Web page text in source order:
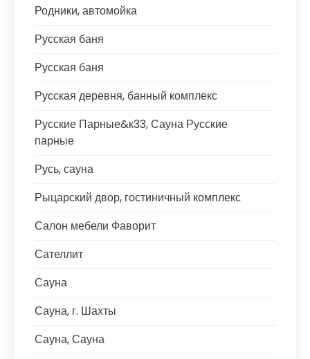
Родники, автомойка
Русская баня
Русская баня
Русская деревня, банный комплекс
Русские Парные&к33, Сауна Русские
парные
Русь, сауна
Рыцарский двор, гостиничный комплекс
Салон мебели Фаворит
Сателлит
Сауна
Сауна, г. Шахты
Сауна, Сауна